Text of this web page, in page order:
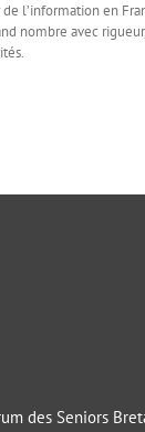
l’information en
nombre avec
des Seniors